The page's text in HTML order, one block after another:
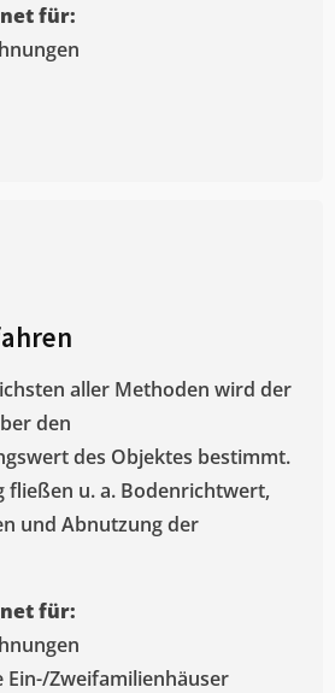
für:
aller Methoden wird der
den
des Objektes bestimmt.
fließen u. a. Bodenrichtwert,
und Abnutzung der
für:
Ein-/Zweifamilienhäuser